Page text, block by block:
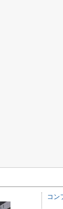
コン